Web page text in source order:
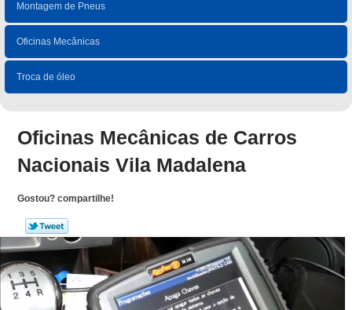
Montagem de Pneus
Oficinas Mecânicas
Troca de óleo
Oficinas Mecânicas de Carros
Nacionais Vila Madalena
Gostou? compartilhe!